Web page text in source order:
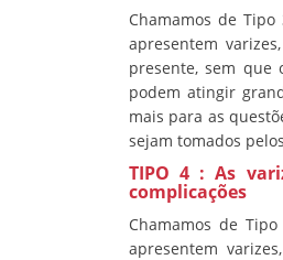
Chamamos de
apresentem
presente, sem que
podem atingir
mais para as
sejam tomados
TIPO 4 : As
complicações
Chamamos de
apresentem